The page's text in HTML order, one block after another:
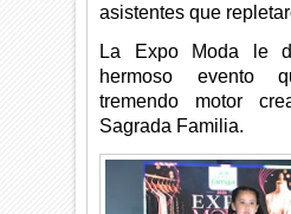
asistentes que
La Expo Moda le
hermoso evento
tremendo motor
Sagrada Familia.